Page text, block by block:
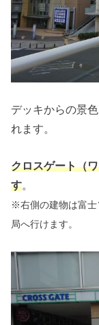
デッキからの景
れます。
クロスゲート（
す。
※右側の建物は富士
局へ行けます。